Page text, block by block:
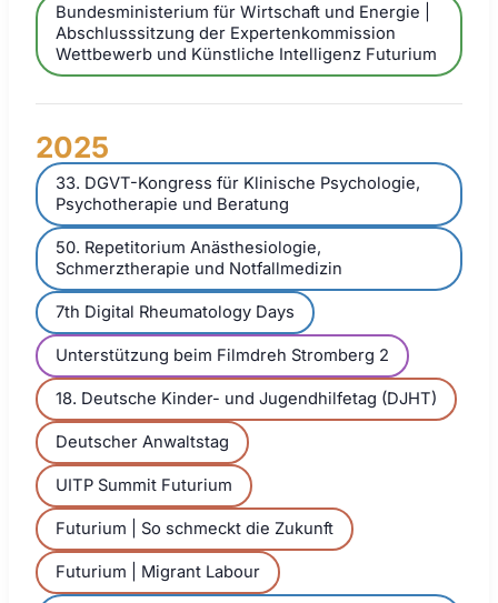
Bundesministerium für Wirtschaft und Energie |
Abschlusssitzung der Expertenkommission
Wettbewerb und Künstliche Intelligenz Futurium
2025
33. DGVT-Kongress für Klinische Psychologie,
Psychotherapie und Beratung
50. Repetitorium Anästhesiologie,
Schmerztherapie und Notfallmedizin
7th Digital Rheumatology Days
Unterstützung beim Filmdreh Stromberg 2
18. Deutsche Kinder- und Jugendhilfetag (DJHT)
Deutscher Anwaltstag
UITP Summit Futurium
Futurium | So schmeckt die Zukunft
Futurium | Migrant Labour